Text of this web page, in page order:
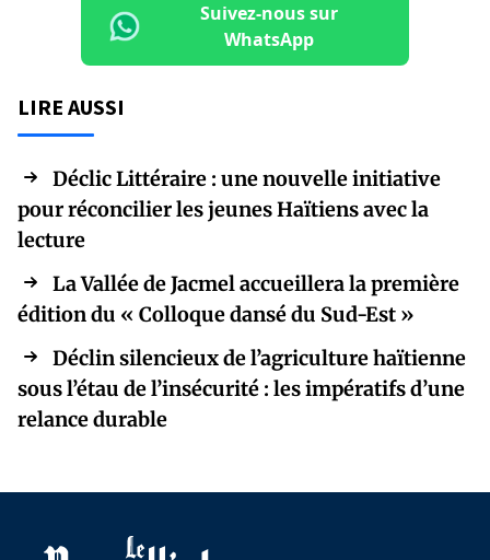
Suivez-nous sur
WhatsApp
LIRE AUSSI
Déclic Littéraire : une nouvelle initiative
pour réconcilier les jeunes Haïtiens avec la
lecture
La Vallée de Jacmel accueillera la première
édition du « Colloque dansé du Sud-Est »
Déclin silencieux de l’agriculture haïtienne
sous l’étau de l’insécurité : les impératifs d’une
relance durable